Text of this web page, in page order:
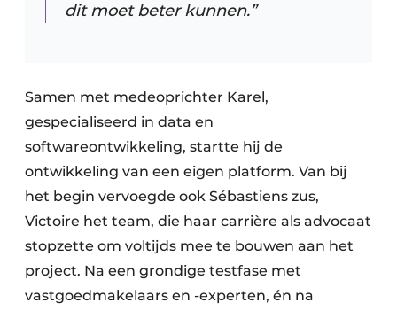
dit moet beter kunnen.”
Samen met medeoprichter Karel,
gespecialiseerd in data en
softwareontwikkeling, startte hij de
ontwikkeling van een eigen platform. Van bij
het begin vervoegde ook Sébastiens zus,
Victoire het team, die haar carrière als advocaat
stopzette om voltijds mee te bouwen aan het
project. Na een grondige testfase met
vastgoedmakelaars en -experten, én na